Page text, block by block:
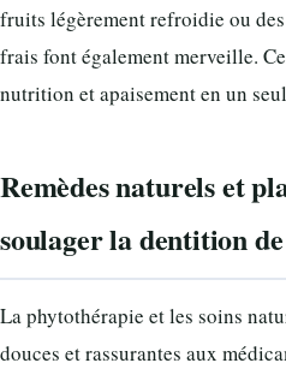
fruits légèrement refroidie ou
frais font également merveille.
nutrition et apaisement en un
Remèdes naturels et
soulager la dentition
La phytothérapie et les soins
douces et rassurantes aux